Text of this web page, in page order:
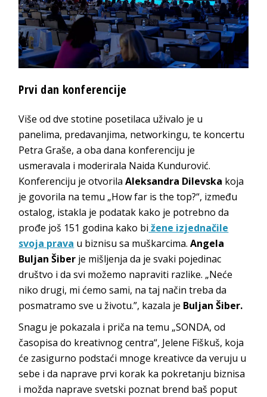
Prvi dan konferencije
Više od dve stotine posetilaca uživalo je u
panelima, predavanjima, networkingu, te koncertu
Petra Graše, a oba dana konferenciju je
usmeravala i moderirala Naida Kundurović.
Konferenciju je otvorila Aleksandra Dilevska koja
je govorila na temu „How far is the top?“, između
ostalog, istakla je podatak kako je potrebno da
prođe još 151 godina kako bi žene izjednačile
svoja prava u biznisu sa muškarcima. Angela
Buljan Šiber je mišljenja da je svaki pojedinac
društvo i da svi možemo napraviti razlike. „Neće
niko drugi, mi ćemo sami, na taj način treba da
posmatramo sve u životu.”, kazala je Buljan Šiber.
Snagu je pokazala i priča na temu „SONDA, od
časopisa do kreativnog centra“, Jelene Fiškuš, koja
će zasigurno podstaći mnoge kreativce da veruju u
sebe i da naprave prvi korak ka pokretanju biznisa
i možda naprave svetski poznat brend baš poput